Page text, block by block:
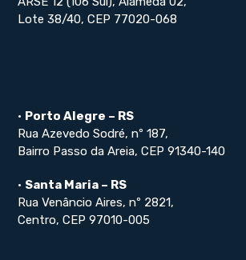
Lote 38/40, CEP 77020-068
• Porto Alegre – RS
Rua Azevedo Sodré, nº 187,
Bairro Passo da Areia, CEP 91340-140
• Santa Maria – RS
Rua Venâncio Aires, nº 2821,
Centro, CEP 97010-005